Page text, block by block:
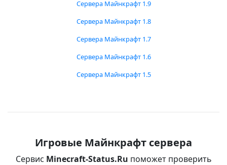
Сервера Майнкрафт 1.9
Сервера Майнкрафт 1.8
Сервера Майнкрафт 1.7
Сервера Майнкрафт 1.6
Сервера Майнкрафт 1.5
Игровые Майнкрафт сервера
Сервис Minecraft-Status.Ru поможет проверить